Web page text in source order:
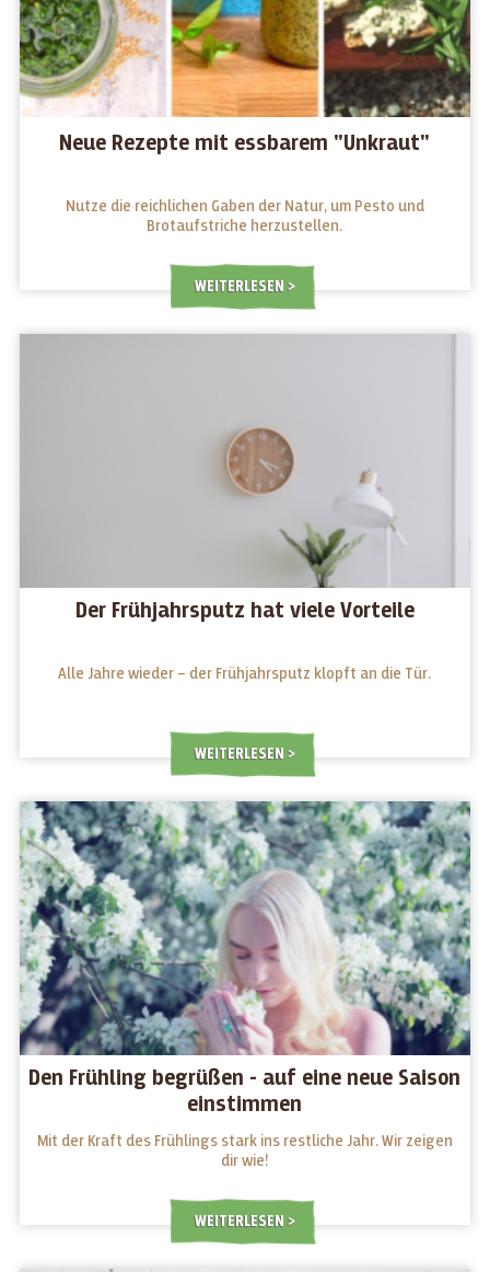
Neue Rezepte mit essbarem "Unkraut"
Nutze die reichlichen Gaben der Natur, um Pesto und
Brotaufstriche herzustellen.
WEITERLESEN
Der Frühjahrsputz hat viele Vorteile
Alle Jahre wieder – der Frühjahrsputz klopft an die Tür.
WEITERLESEN
Den Frühling begrüßen - auf eine neue Saison
einstimmen
Mit der Kraft des Frühlings stark ins restliche Jahr. Wir zeigen
dir wie!
WEITERLESEN